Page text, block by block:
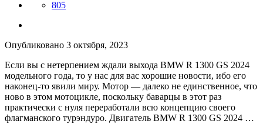
805
Опубликовано 3 октября, 2023
Если вы с нетерпением ждали выхода BMW R 1300 GS 2024
модельного года, то у нас для вас хорошие новости, ибо его
наконец-то явили миру. Мотор — далеко не единственное, что
ново в этом мотоцикле, поскольку баварцы в этот раз
практически с нуля переработали всю концепцию своего
флагманского турэндуро. Двигатель BMW R 1300 GS 2024 …